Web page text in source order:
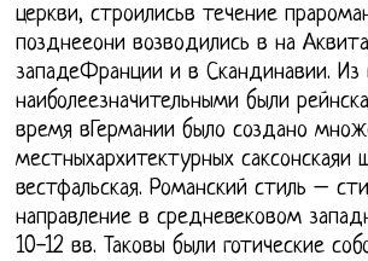
церкви, строилисьв течение
позднееони возводились в на
западеФранции и в Скандинавии. Из
наиболеезначительными были
время вГермании было создано
местныхархитектурных саксонскаяи
вестфальская. Романский стиль –
направление в средневековом
10-12 вв. Таковы были готические